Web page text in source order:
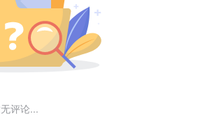
评论...